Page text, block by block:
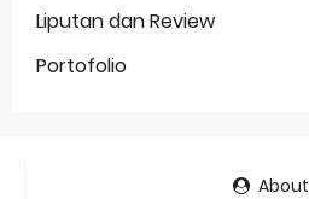
Liputan dan Review
Portofolio
About